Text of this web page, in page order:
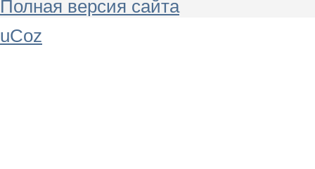
Полная версия сайта
uCoz